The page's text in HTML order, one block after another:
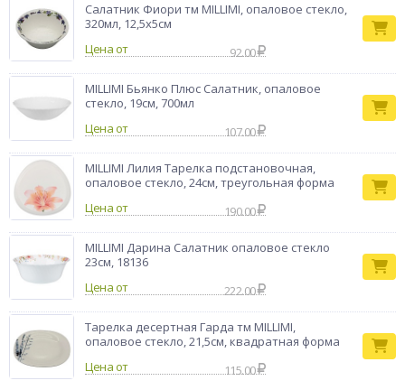
Салатник Фиори тм MILLIMI, опаловое стекло,
320мл, 12,5х5см
Цена от
92.00
MILLIMI Бьянко Плюс Салатник, опаловое
стекло, 19см, 700мл
Цена от
107.00
MILLIMI Лилия Тарелка подстановочная,
опаловое стекло, 24см, треугольная форма
Цена от
190.00
MILLIMI Дарина Салатник опаловое стекло
23см, 18136
Цена от
222.00
Тарелка десертная Гарда тм MILLIMI,
опаловое стекло, 21,5см, квадратная форма
Цена от
115.00